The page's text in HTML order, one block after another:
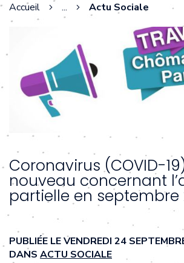
Accueil ... Actu Sociale
Coronavirus (COVID-
nouveau concernant
partielle en septembre
PUBLIÉE LE VENDREDI 24
DANS ACTU SOCIALE